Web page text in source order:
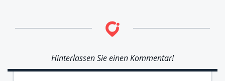
Hinterlassen Sie einen Kommentar!